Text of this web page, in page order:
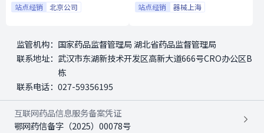
Medical Company
站点经销 北京公司 站点经销 器械上海
监管机构： 国家药品监督管理局 湖北省药品监督管理局
联系地址： 武汉市东湖新技术开发区高新大道666号CRO办公区B
栋
联系电话： 027-59356195
互联网药品信息服务备案凭证
鄂网药信备字（2025）00078号